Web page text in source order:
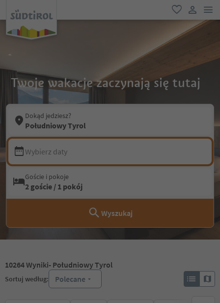
ulubione
link
Twoje wakacje zaczynają się tutaj
Dokąd jedziesz?
Południowy Tyrol
Wybierz daty
Goście i pokoje
2 goście / 1 pokój
Wyszukaj
10264Wyniki- Południowy Tyrol
Sortuj według: Polecane